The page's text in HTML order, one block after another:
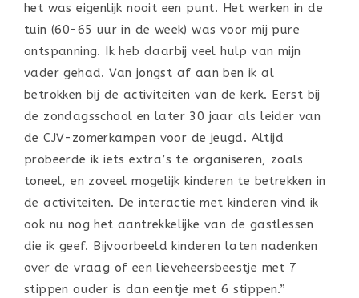
het was eigenlijk nooit een punt. Het werken in de
tuin (60-65 uur in de week) was voor mij pure
ontspanning. Ik heb daarbij veel hulp van mijn
vader gehad. Van jongst af aan ben ik al
betrokken bij de activiteiten van de kerk. Eerst bij
de zondagsschool en later 30 jaar als leider van
de CJV-zomerkampen voor de jeugd. Altijd
probeerde ik iets extra’s te organiseren, zoals
toneel, en zoveel mogelijk kinderen te betrekken in
de activiteiten. De interactie met kinderen vind ik
ook nu nog het aantrekkelijke van de gastlessen
die ik geef. Bijvoorbeeld kinderen laten nadenken
over de vraag of een lieveheersbeestje met 7
stippen ouder is dan eentje met 6 stippen.”